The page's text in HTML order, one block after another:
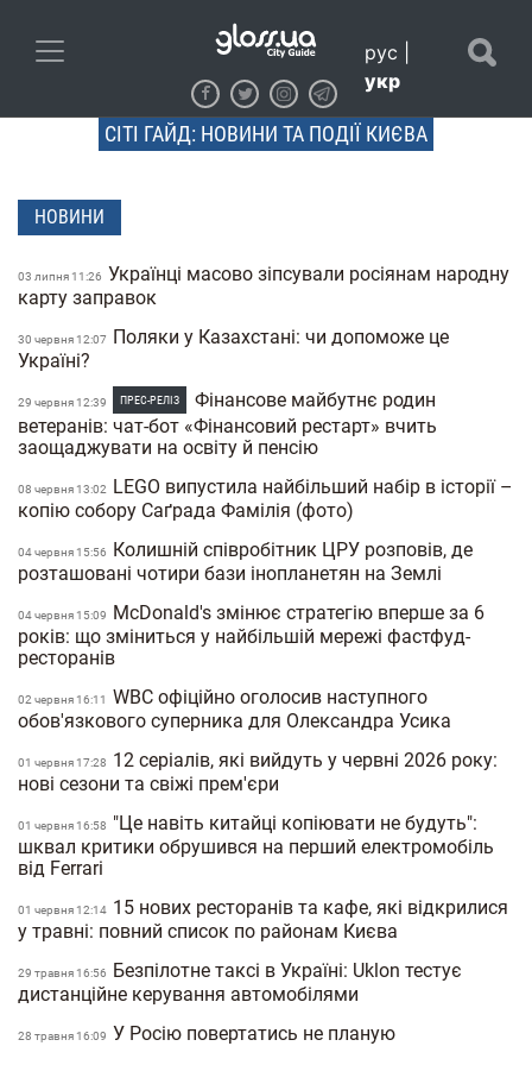
рус
укр
СІТІ ГАЙД: НОВИНИ ТА ПОДІЇ КИЄВА
НОВИНИ
03 липня 11:26 Українці масово зіпсували росіянам народну
карту заправок
30 червня 12:07
Поляки у Казахстані: чи допоможе це
Україні?
29 червня 12:39 ПРЕС-РЕЛІЗ
Фінансове майбутнє родин
ветеранів: чат-бот «Фінансовий рестарт» вчить
заощаджувати на освіту й пенсію
08 червня 13:02
LEGO випустила найбільший набір в історії –
копію собору Саґрада Фамілія (фото)
04 червня 15:56
Колишній співробітник ЦРУ розповів, де
розташовані чотири бази інопланетян на Землі
04 червня 15:09
McDonald's змінює стратегію вперше за 6
років: що зміниться у найбільшій мережі фастфуд-
ресторанів
02 червня 16:11
WBC офіційно оголосив наступного
обов'язкового суперника для Олександра Усика
01 червня 17:28
12 серіалів, які вийдуть у червні 2026 року:
нові сезони та свіжі прем'єри
01 червня 16:58
"Це навіть китайці копіювати не будуть":
шквал критики обрушився на перший електромобіль
від Ferrari
01 червня 12:14 15 нових ресторанів та кафе, які відкрилися
у травні: повний список по районам Києва
29 травня 16:56
Безпілотне таксі в Україні: Uklon тестує
дистанційне керування автомобілями
28 травня 16:09 У Росію повертатись не планую